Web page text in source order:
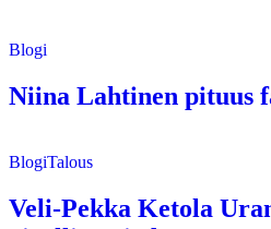
Blogi
Niina Lahtinen pituus
BlogiTalous
Veli-Pekka Ketola